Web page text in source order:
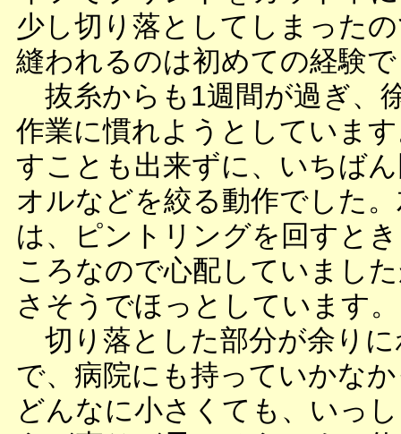
少し切り落としてしまった
縫われるのは初めての経験
抜糸からも1週間が過ぎ、
作業に慣れようとしていま
すことも出来ずに、いちば
オルなどを絞る動作でした
は、ピントリングを回すと
ころなので心配していまし
さそうでほっとしています。
切り落とした部分が余り
で、病院にも持っていかな
どんなに小さくても、いっ